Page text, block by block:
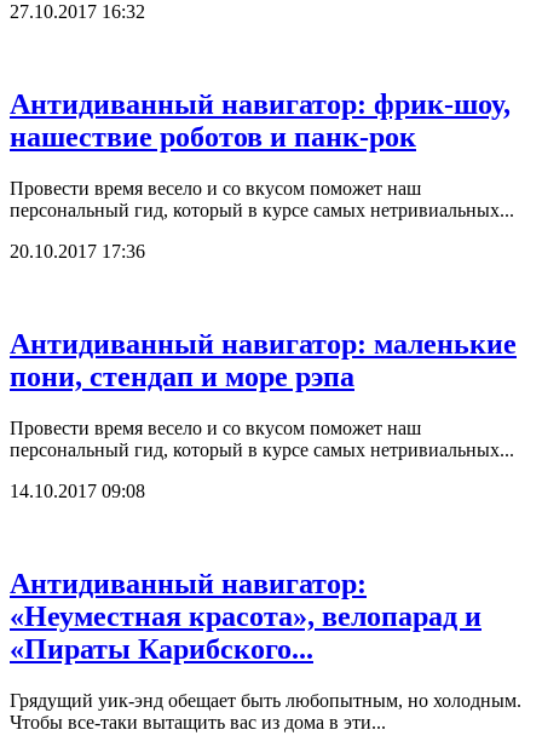
27.10.2017 16:32
Антидиванный навигатор: фрик-шоу,
нашествие роботов и панк-рок
Провести время весело и со вкусом поможет наш
персональный гид, который в курсе самых нетривиальных...
20.10.2017 17:36
Антидиванный навигатор: маленькие
пони, стендап и море рэпа
Провести время весело и со вкусом поможет наш
персональный гид, который в курсе самых нетривиальных...
14.10.2017 09:08
Антидиванный навигатор:
«Неуместная красота», велопарад и
«Пираты Карибского...
Грядущий уик-энд обещает быть любопытным, но холодным.
Чтобы все-таки вытащить вас из дома в эти...